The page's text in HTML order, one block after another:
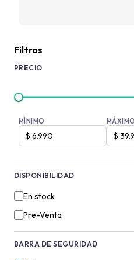
Filtros
PRECIO
MÍNIMO MÁXIMO
DISPONIBILIDAD
En stock
Pre-Venta
BARRA DE SEGURIDAD